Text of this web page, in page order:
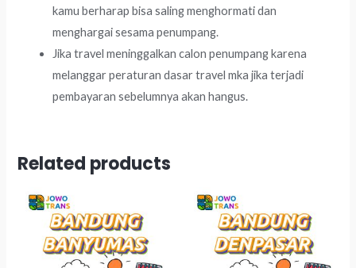
kamu berharap bisa saling menghormati dan
menghargai sesama penumpang.
Jika travel meninggalkan calon penumpang karena
melanggar peraturan dasar travel mka jika terjadi
pembayaran sebelumnya akan hangus.
Related products